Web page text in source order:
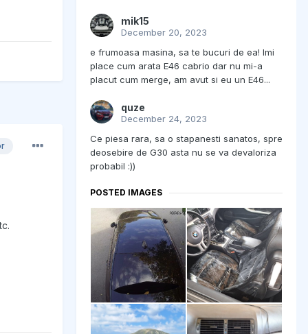
mik15
December 20, 2023
e frumoasa masina, sa te bucuri de ea! Imi
place cum arata E46 cabrio dar nu mi-a
placut cum merge, am avut si eu un E46...
quze
December 24, 2023
Ce piesa rara, sa o stapanesti sanatos, spre
deosebire de G30 asta nu se va devaloriza
probabil :))
POSTED IMAGES